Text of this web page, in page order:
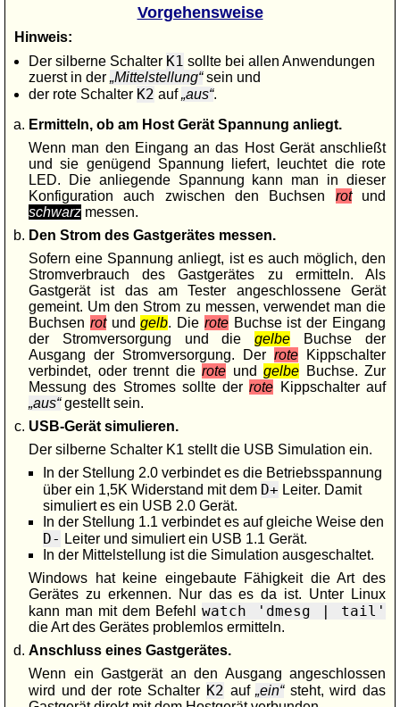
Vorgehensweise
Hinweis:
Der silberne Schalter K1 sollte bei allen Anwendungen
zuerst in der Mittelstellung sein und
der rote Schalter K2 auf aus .
Ermitteln, ob am Host Gerät Spannung anliegt.
Wenn man den Eingang an das Host Gerät anschließt
und sie genügend Spannung liefert, leuchtet die rote
LED. Die anliegende Spannung kann man in dieser
Konfiguration auch zwischen den Buchsen rotund
schwarz messen.
Den Strom des Gastgerätes messen.
Sofern eine Spannung anliegt, ist es auch möglich, den
Stromverbrauch des Gastgerätes zu ermitteln. Als
Gastgerät ist das am Tester angeschlossene Gerät
gemeint. Um den Strom zu messen, verwendet man die
Buchsen rotundgelb. Die roteBuchse ist der Eingang
der Stromversorgung und diegelbe Buchse der
Ausgang der Stromversorgung. Der rote Kippschalter
verbindet, oder trennt die rote und gelbe Buchse. Zur
Messung des Stromes sollte derrote Kippschalter auf
aus gestellt sein.
USB-Gerät simulieren.
Der silberne Schalter K1 stellt die USB Simulation ein.
In der Stellung 2.0 verbindet es die Betriebsspannung
über ein 1,5K Widerstand mit dem D+ Leiter. Damit
simuliert es ein USB 2.0 Gerät.
In der Stellung 1.1 verbindet es auf gleiche Weise den
D- Leiter und simuliert ein USB 1.1 Gerät.
In der Mittelstellung ist die Simulation ausgeschaltet.
Windows hat keine eingebaute Fähigkeit die Art des
Gerätes zu erkennen. Nur das es da ist. Unter Linux
kann man mit dem Befehl watch 'dmesg | tail'
die Art des Gerätes problemlos ermitteln.
Anschluss eines Gastgerätes.
Wenn ein Gastgerät an den Ausgang angeschlossen
wird und der rote Schalter K2 auf ein steht, wird das